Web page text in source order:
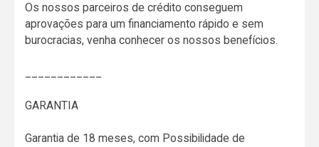
Os nossos parceiros de crédito conseguem
aprovações para um financiamento rápido e sem
burocracias, venha conhecer os nossos benefícios.
GARANTIA
Garantia de 18 meses, com Possibilidade de